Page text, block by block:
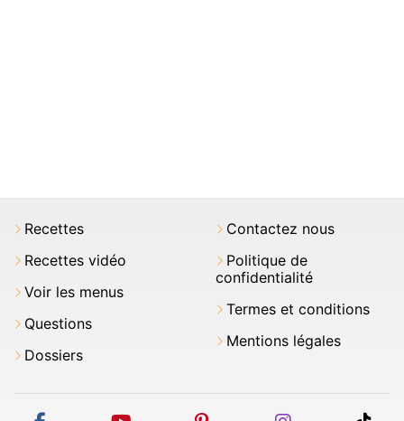
Recettes
Recettes vidéo
Voir les menus
Questions
Dossiers
Contactez nous
Politique de
confidentialité
Termes et conditions
Mentions légales